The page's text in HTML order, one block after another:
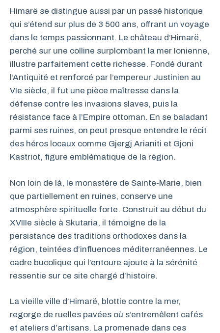
Himarë se distingue aussi par un passé historique
qui s’étend sur plus de 3 500 ans, offrant un voyage
dans le temps passionnant. Le château d’Himarë,
perché sur une colline surplombant la mer Ionienne,
illustre parfaitement cette richesse. Fondé durant
l’Antiquité et renforcé par l’empereur Justinien au
VIe siècle, il fut une pièce maîtresse dans la
défense contre les invasions slaves, puis la
résistance face à l’Empire ottoman. En se baladant
parmi ses ruines, on peut presque entendre le récit
des héros locaux comme Gjergj Arianiti et Gjoni
Kastriot, figure emblématique de la région.
Non loin de là, le monastère de Sainte-Marie, bien
que partiellement en ruines, conserve une
atmosphère spirituelle forte. Construit au début du
XVIIIe siècle à Skutaria, il témoigne de la
persistance des traditions orthodoxes dans la
région, teintées d’influences méditerranéennes. Le
cadre bucolique qui l’entoure ajoute à la sérénité
ressentie sur ce site chargé d’histoire.
La vieille ville d’Himarë, blottie contre la mer,
regorge de ruelles pavées où s’entremêlent cafés
et ateliers d’artisans. La promenade dans ces